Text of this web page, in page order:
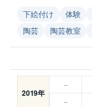
下絵付け 体験
陶芸
陶芸教室
2019年
–
–